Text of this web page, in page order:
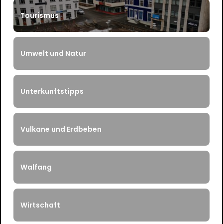
Tourismus
Umwelt und Natur
Unterkunftstipps
Vulkane und Erdbeben
Walfang
Wirtschaft